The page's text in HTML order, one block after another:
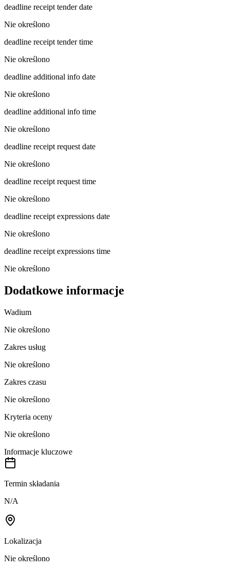
deadline receipt tender date
Nie określono
deadline receipt tender time
Nie określono
deadline additional info date
Nie określono
deadline additional info time
Nie określono
deadline receipt request date
Nie określono
deadline receipt request time
Nie określono
deadline receipt expressions date
Nie określono
deadline receipt expressions time
Nie określono
Dodatkowe informacje
Wadium
Nie określono
Zakres usług
Nie określono
Zakres czasu
Nie określono
Kryteria oceny
Nie określono
Informacje kluczowe
Termin składania
N/A
Lokalizacja
Nie określono